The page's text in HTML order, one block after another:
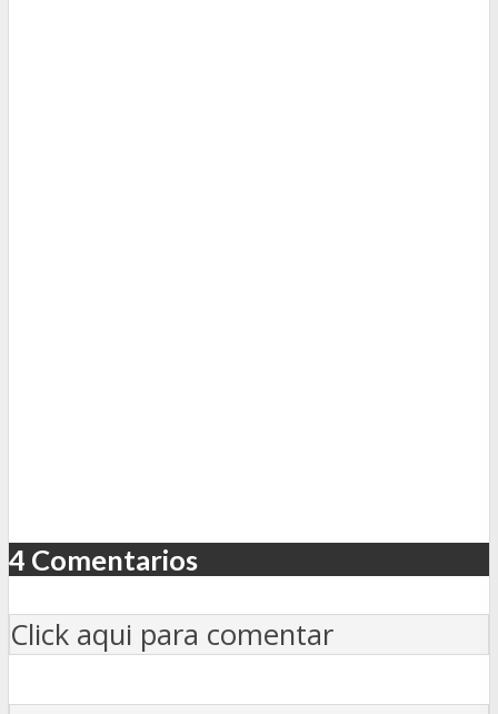
4 Comentarios
Click aqui para comentar